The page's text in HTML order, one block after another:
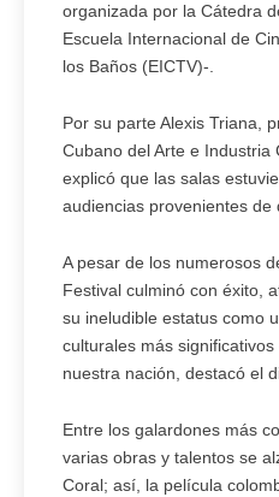
organizada por la Cátedra
Escuela Internacional de
los Baños (EICTV)-.
Por su parte Alexis Triana,
Cubano del Arte e Industria
explicó que las salas
audiencias provenientes de
A pesar de los numerosos
Festival culminó con éxito,
su ineludible estatus como
culturales más
nuestra nación, destacó el
Entre los galardones más
varias obras y talentos se
Coral; así, la película